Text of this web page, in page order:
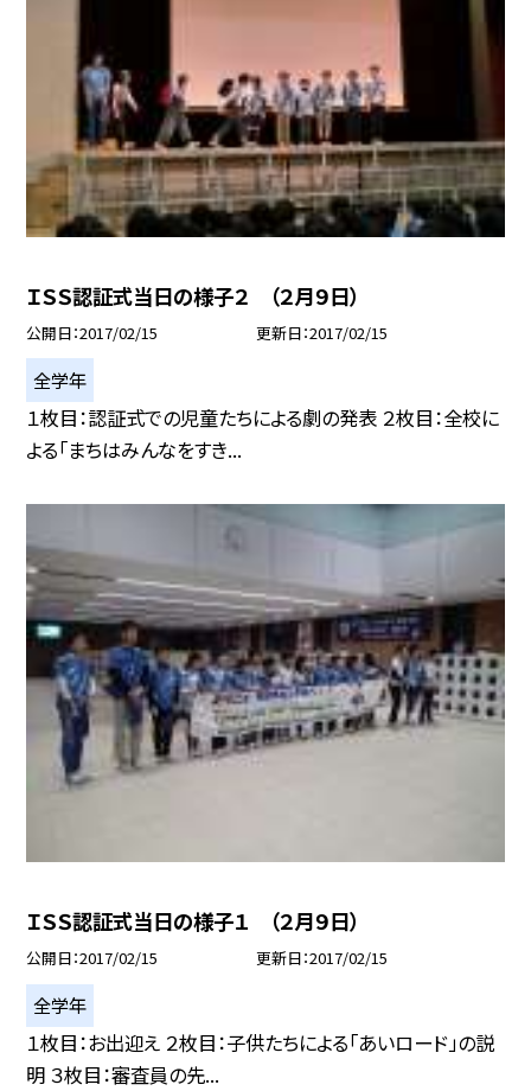
ＩＳＳ認証式当日の様子２ （２月９日）
公開日 2017/02/15 更新日 2017/02/15
全学年
１枚目：認証式での児童たちによる劇の発表 ２枚目：全校に
よる「まちはみんなをすき...
ＩＳＳ認証式当日の様子１ （２月９日）
公開日 2017/02/15 更新日 2017/02/15
全学年
１枚目：お出迎え ２枚目：子供たちによる「あいロード」の説
明 ３枚目：審査員の先...